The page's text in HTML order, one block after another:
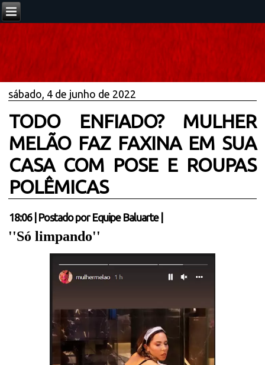
sábado, 4 de junho de 2022
TODO ENFIADO? MULHER
MELÃO FAZ FAXINA EM SUA
CASA COM POSE E ROUPAS
POLÊMICAS
18:06| Postado por Equipe Baluarte
''Só limpando''